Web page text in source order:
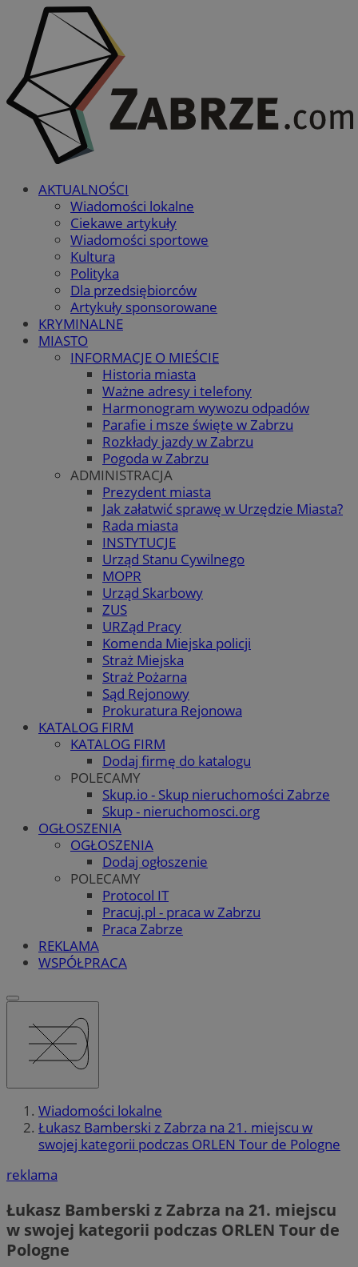
AKTUALNOŚCI
Wiadomości lokalne
Ciekawe artykuły
Wiadomości sportowe
Kultura
Polityka
Dla przedsiębiorców
Artykuły sponsorowane
KRYMINALNE
MIASTO
INFORMACJE O MIEŚCIE
Historia miasta
Ważne adresy i telefony
Harmonogram wywozu odpadów
Parafie i msze święte w Zabrzu
Rozkłady jazdy w Zabrzu
Pogoda w Zabrzu
ADMINISTRACJA
Prezydent miasta
Jak załatwić sprawę w Urzędzie Miasta?
Rada miasta
INSTYTUCJE
Urząd Stanu Cywilnego
MOPR
Urząd Skarbowy
ZUS
URZąd Pracy
Komenda Miejska policji
Straż Miejska
Straż Pożarna
Sąd Rejonowy
Prokuratura Rejonowa
KATALOG FIRM
KATALOG FIRM
Dodaj firmę do katalogu
POLECAMY
Skup.io - Skup nieruchomości Zabrze
Skup - nieruchomosci.org
OGŁOSZENIA
OGŁOSZENIA
Dodaj ogłoszenie
POLECAMY
Protocol IT
Pracuj.pl - praca w Zabrzu
Praca Zabrze
REKLAMA
WSPÓŁPRACA
Wiadomości lokalne
Łukasz Bamberski z Zabrza na 21. miejscu w
swojej kategorii podczas ORLEN Tour de Pologne
reklama
Łukasz Bamberski z Zabrza na 21. miejscu
w swojej kategorii podczas ORLEN Tour de
Pologne